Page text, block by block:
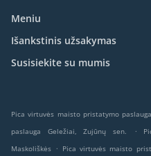
Meniu
Išankstinis užsakymas
Susisiekite su mumis
Pica virtuvės maisto pristatymo
paslauga Geležiai, Zujūnų sen.
.
Maskoliškės . Pica virtuvės maisto